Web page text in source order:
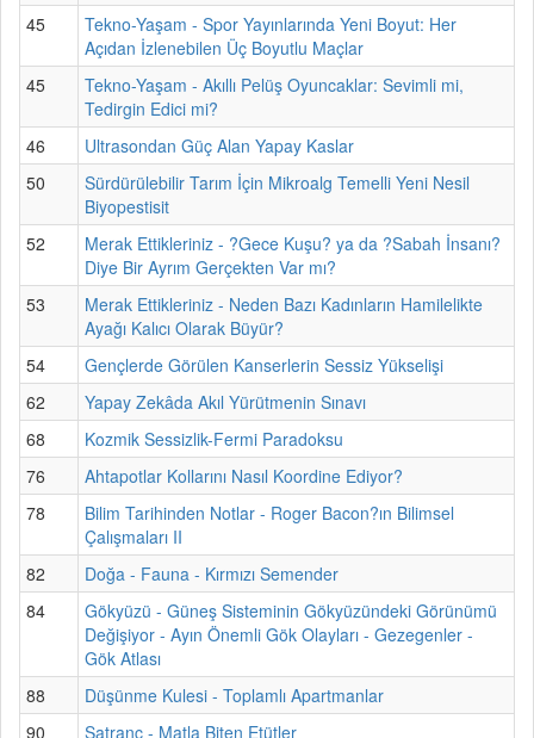
45
Tekno-Yaşam - Spor Yayınlarında Yeni Boyut: Her
Açıdan İzlenebilen Üç Boyutlu Maçlar
45
Tekno-Yaşam - Akıllı Pelüş Oyuncaklar: Sevimli mi,
Tedirgin Edici mi?
46
Ultrasondan Güç Alan Yapay Kaslar
50
Sürdürülebilir Tarım İçin Mikroalg Temelli Yeni Nesil
Biyopestisit
52
Merak Ettikleriniz - ?Gece Kuşu? ya da ?Sabah İnsanı?
Diye Bir Ayrım Gerçekten Var mı?
53
Merak Ettikleriniz - Neden Bazı Kadınların Hamilelikte
Ayağı Kalıcı Olarak Büyür?
54
Gençlerde Görülen Kanserlerin Sessiz Yükselişi
62
Yapay Zekâda Akıl Yürütmenin Sınavı
68
Kozmik Sessizlik-Fermi Paradoksu
76
Ahtapotlar Kollarını Nasıl Koordine Ediyor?
78
Bilim Tarihinden Notlar - Roger Bacon?ın Bilimsel
Çalışmaları II
82
Doğa - Fauna - Kırmızı Semender
84
Gökyüzü - Güneş Sisteminin Gökyüzündeki Görünümü
Değişiyor - Ayın Önemli Gök Olayları - Gezegenler -
Gök Atlası
88
Düşünme Kulesi - Toplamlı Apartmanlar
90
Satranç - Matla Biten Etütler